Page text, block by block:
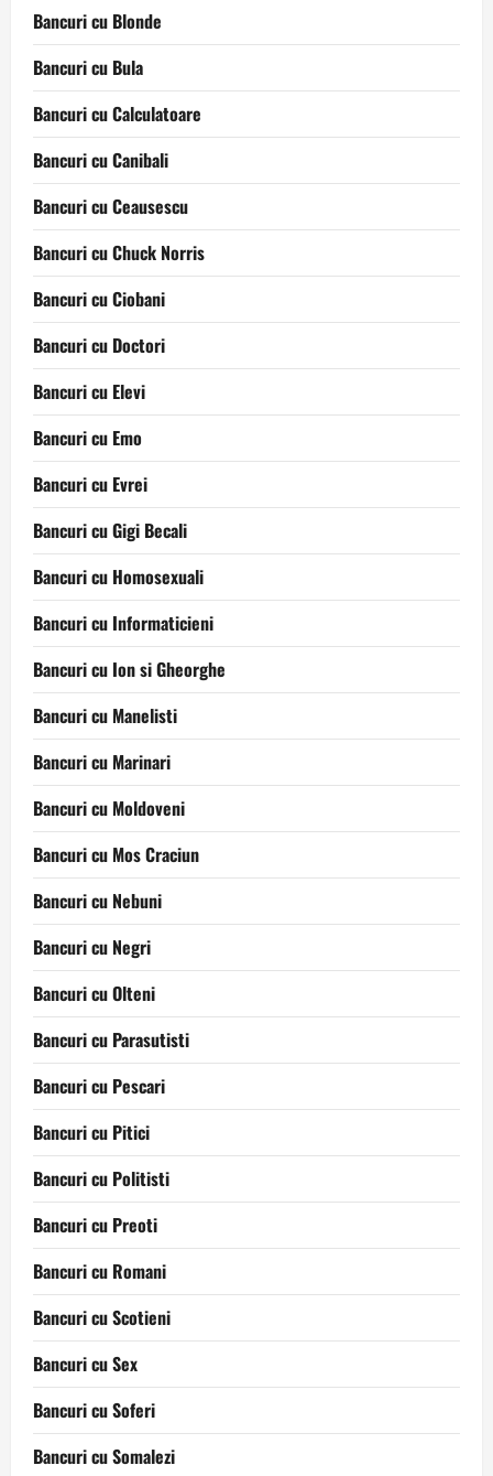
Bancuri cu Blonde
Bancuri cu Bula
Bancuri cu Calculatoare
Bancuri cu Canibali
Bancuri cu Ceausescu
Bancuri cu Chuck Norris
Bancuri cu Ciobani
Bancuri cu Doctori
Bancuri cu Elevi
Bancuri cu Emo
Bancuri cu Evrei
Bancuri cu Gigi Becali
Bancuri cu Homosexuali
Bancuri cu Informaticieni
Bancuri cu Ion si Gheorghe
Bancuri cu Manelisti
Bancuri cu Marinari
Bancuri cu Moldoveni
Bancuri cu Mos Craciun
Bancuri cu Nebuni
Bancuri cu Negri
Bancuri cu Olteni
Bancuri cu Parasutisti
Bancuri cu Pescari
Bancuri cu Pitici
Bancuri cu Politisti
Bancuri cu Preoti
Bancuri cu Romani
Bancuri cu Scotieni
Bancuri cu Sex
Bancuri cu Soferi
Bancuri cu Somalezi